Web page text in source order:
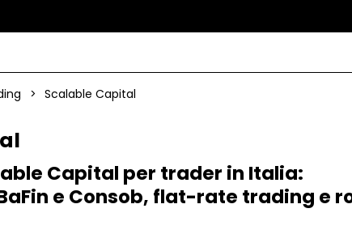
> Scalable Capital
Capital per trader in Italia:
e Consob, flat-rate trading e